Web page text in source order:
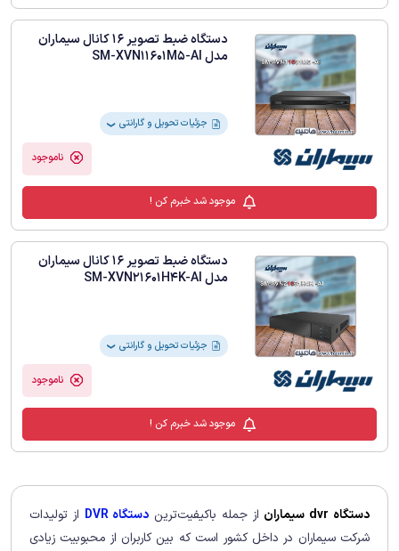
دستگاه ضبط تصویر 16 کانال سیماران
مدل SM-XVN11601M5-AI
جزئیات تحویل و گارانتی ❯
ناموجود
موجود شد خبرم کن !
دستگاه ضبط تصویر 16 کانال سیماران
مدل SM-XVN21601H4K-AI
جزئیات تحویل و گارانتی ❯
ناموجود
موجود شد خبرم کن !
دستگاه dvr سیماران از جمله باکیفیت‌ترین دستگاه DVR
از تولیدات
شرکت سیماران در داخل کشور است که بین کاربران از محبوبیت زیادی